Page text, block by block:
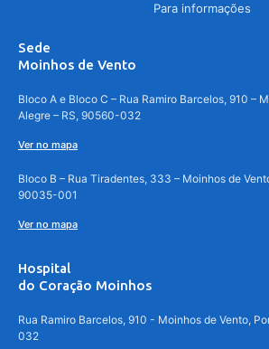
Para informações
Sede
Moinhos de Vento
Bloco A e Bloco C – Rua Ramiro Barcelos, 910 –
Alegre – RS, 90560-032
Ver no mapa
Bloco B – Rua Tiradentes, 333 – Moinhos de
90035-001
Ver no mapa
Hospital
do Coração Moinhos
Rua Ramiro Barcelos, 910 - Moinhos de Vento,
032